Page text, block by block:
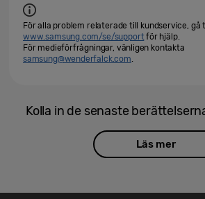
För alla problem relaterade till kundservice, gå
www.samsung.com/se/supportför hjälp.
För medieförfrågningar, vänligen kontakta
samsung@wenderfalck.com.
Kolla in de senaste
Läs mer